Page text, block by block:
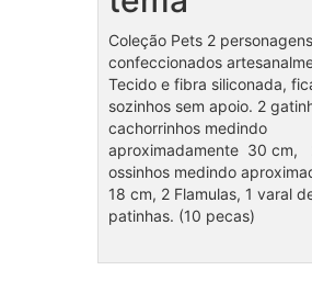
Coleção Pets 2 personagens
confeccionados
Tecido e fibra siliconada,
sozinhos sem apoio. 2
cachorrinhos medindo
aproximadamente 30 cm,
ossinhos medindo
18 cm, 2 Flamulas, 1 varal
patinhas. (10 pecas)